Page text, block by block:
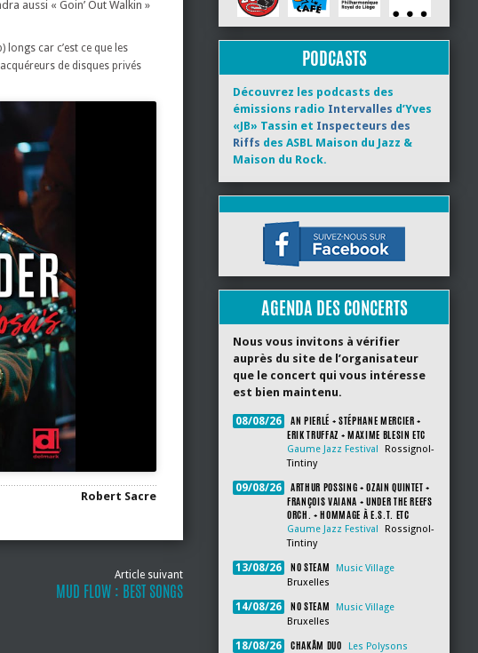
aussi « Goin’ Out Walkin »
longs car c’est ce que les
de disques privés
Robert Sacre
Article suivant
MUD FLOW : BEST SONGS
PODCASTS
Découvrez les podcasts des
émissions radio Intervalles d’Yves
«JB» Tassin et Inspecteurs des
Riffs des ASBL Maison du Jazz &
Maison du Rock.
AGENDA DES CONCERTS
Nous vous invitons à vérifier
auprès du site de l’organisateur
que le concert qui vous intéresse
est bien maintenu.
08/08/26
AN PIERLÉ + STÉPHANE MERCIER +
ERIK TRUFFAZ + MAXIME BLESIN ETC
Gaume Jazz Festival
Rossignol-
Tintiny
09/08/26
ARTHUR POSSING + OZAIN QUINTET +
FRANÇOIS VAIANA + UNDER THE REEFS
ORCH. + HOMMAGE À E.S.T. ETC
Gaume Jazz Festival
Rossignol-
Tintiny
13/08/26 NO STEAM
Music Village
Bruxelles
14/08/26 NO STEAM
Music Village
Bruxelles
18/08/26 CHAKÂM DUO
Les Polysons